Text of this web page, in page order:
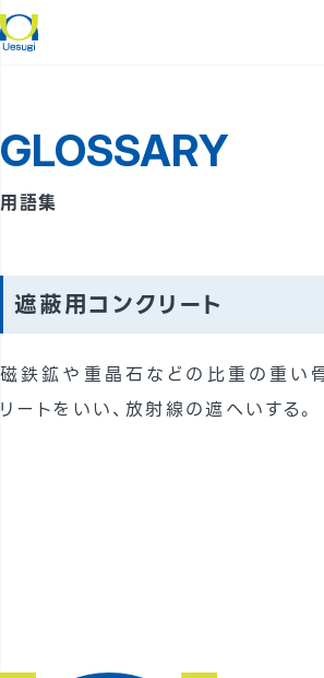
サービス案内
構造設計
携帯電話基地局強度検討
実績
GLOSSARY
用語集
遮蔽用コンクリート
磁鉄鉱や重晶石などの比重の重い
リートをいい、放射線の遮へいする。